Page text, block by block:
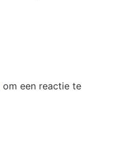
om een reactie te